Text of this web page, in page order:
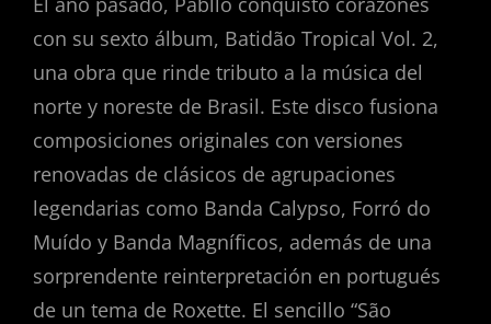
con su sexto álbum, Batidão Tropical Vol. 2,
una obra que rinde tributo a la música del
norte y noreste de Brasil. Este disco fusiona
composiciones originales con versiones
renovadas de clásicos de agrupaciones
legendarias como Banda Calypso, Forró do
Muído y Banda Magníficos, además de una
sorprendente reinterpretación en portugués
de un tema de Roxette. El sencillo “São